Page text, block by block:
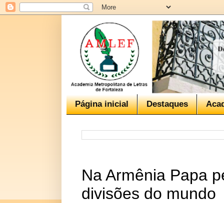
Página inicial Destaques
Na Armênia Papa
divisões do mundo